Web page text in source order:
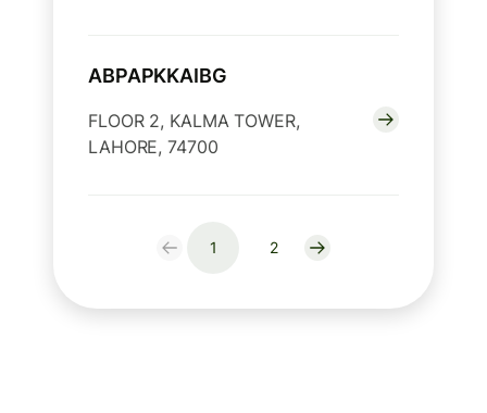
ABPAPKKAIBG
FLOOR 2, KALMA TOWER,
LAHORE, 74700
1 2